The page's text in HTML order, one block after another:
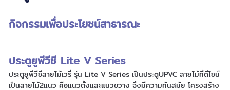
กิจกรรมเพื่อประโยชน์สาธารณะ
ประตูยูพีวีซี Lite V Series
ประตูยูพีวีซีลายไม้เวรี่ รุ่น Lite V Series เป็นประตูUPVC ลายไม้ที่ดีไซน์
เป็นลายไม้2แนว คือแนวตั้งและแนวขวาง จึงมีความทันสมัย โครงสร้าง